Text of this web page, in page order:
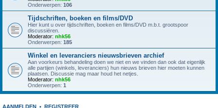
Onderwerpen: 106
Tijdschriften, boeken en films/DVD
Hier kunt u over tijdschriften, boeken en films/DVD m.b.t. grootspoor
discussiëren.
Moderator: nhk56
Onderwerpen: 185
Winkel en leveranciers nieuwsbrieven archief
Aan voorkeurs behandeling doen we niet en we vinden dan ook dat eigenlijk
alle partijen (winkels, leveranciers) hun nieuws brieven hier moeten kunnen
plaatsen. Discussie mag maar houd het netjes.
Moderator: nhk56
Onderwerpen: 1
AANMELDEN • REGISTREER